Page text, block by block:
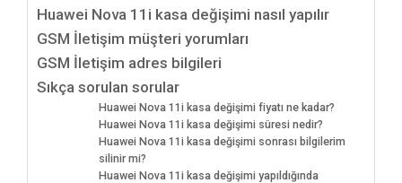
Huawei Nova 11i kasa değişimi nasıl yapılır
GSM İletişim müşteri yorumları
GSM İletişim adres bilgileri
Sıkça sorulan sorular
Huawei Nova 11i kasa değişimi fiyatı ne kadar?
Huawei Nova 11i kasa değişimi süresi nedir?
Huawei Nova 11i kasa değişimi sonrası bilgilerim
silinir mi?
Huawei Nova 11i kasa değişimi yapıldığında